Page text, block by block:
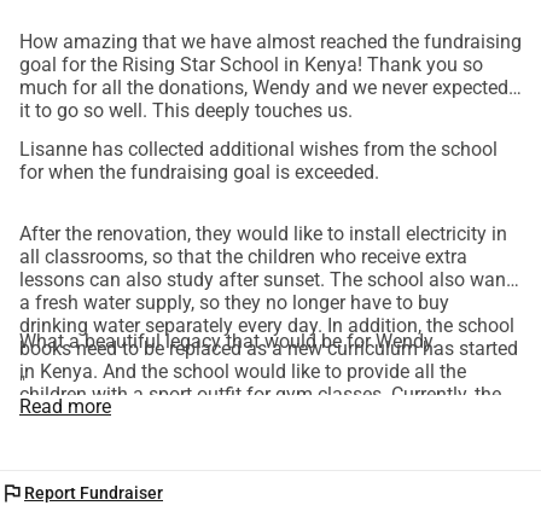
is zij hier nog geweest.
Om de verbouwing af te kunnen maken en de laatste
achterstallige salarissen van de docenten te betalen is
€5.361,- nodig.
How amazing that we have almost reached the fundraising
goal for the Rising Star School in Kenya! Thank you so
much for all the donations, Wendy and we never expected
it to go so well. This deeply touches us.
Lisanne has collected additional wishes from the school
for when the fundraising goal is exceeded.
After the renovation, they would like to install electricity in
all classrooms, so that the children who receive extra
lessons can also study after sunset. The school also wants
a fresh water supply, so they no longer have to buy
drinking water separately every day. In addition, the school
books need to be replaced as a new curriculum has started
in Kenya. And the school would like to provide all the
children with a sport outfit for gym classes. Currently, the
children play sports in their regular school uniforms. The
What a beautiful legacy that would be for Wendy.
"
Read more
flag Report Fundraiser